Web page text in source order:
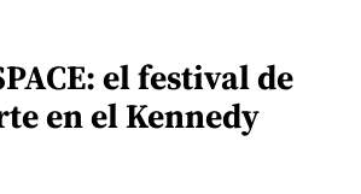
el festival de
en el Kennedy